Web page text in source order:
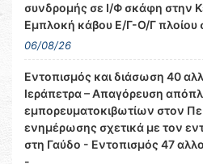
συνδρομής σε Ι/Φ σκάφη στην
Εμπλοκή κάβου Ε/Γ-Ο/Γ πλοίου
06/08/26
Εντοπισμός και διάσωση 40
Ιεράπετρα – Απαγόρευση
εμπορευματοκιβωτίων στον
ενημέρωσης σχετικά με τον
στη Γαύδο - Εντοπισμός 47